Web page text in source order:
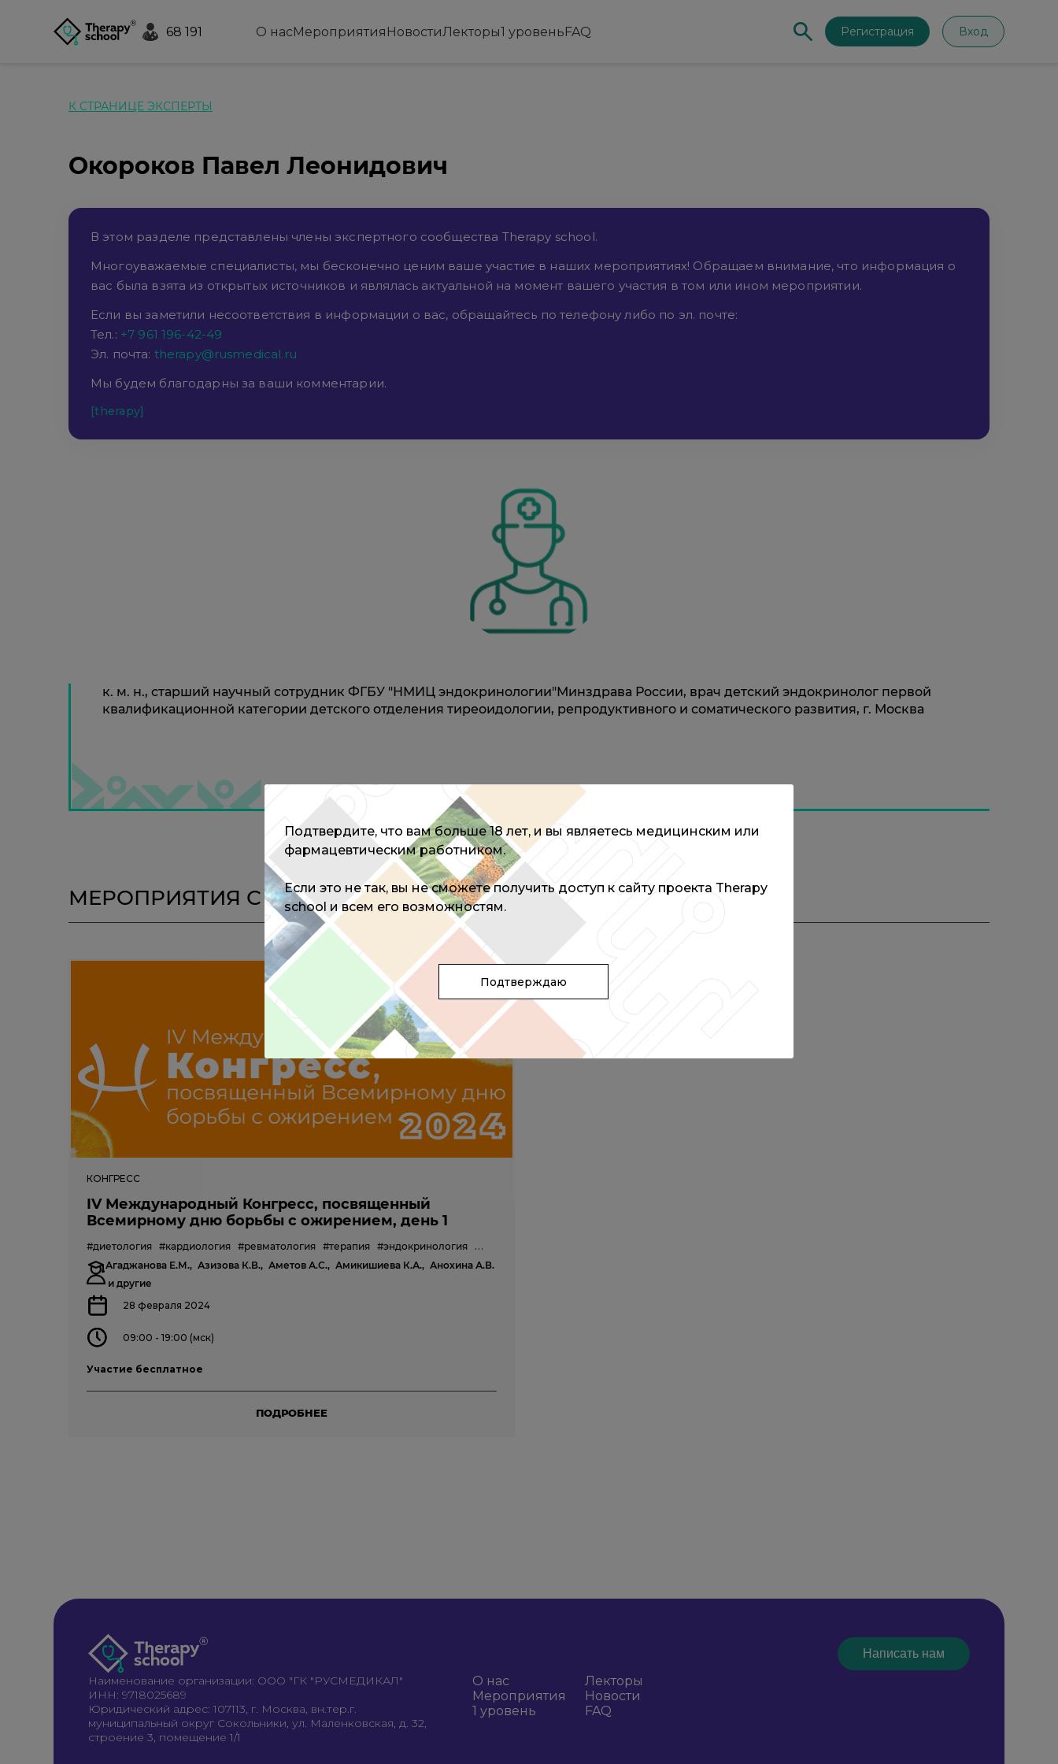
68 191 О насМероприятия НовостиЛекторы1 уровеньFAQ Регистрация Вход
К СТРАНИЦЕ ЭКСПЕРТЫ
Окороков Павел Леонидович
В этом разделе представлены члены экспертного сообщества Therapy school.
Многоуважаемые специалисты, мы бесконечно ценим ваше участие в наших мероприятиях! Обращаем внимание, что информация о
вас была взята из открытых источников и являлась актуальной на момент вашего участия в том или ином мероприятии.
Если вы заметили несоответствия в информации о вас, обращайтесь по телефону либо по эл. почте:
Тел.: +7 961 196-42-49
Эл. почта: therapy@rusmedical.ru
Мы будем благодарны за ваши комментарии.
[therapy]
к. м. н., старший научный сотрудник ФГБУ "НМИЦ эндокринологии"Минздрава России, врач детский эндокринолог первой
квалификационной категории детского отделения тиреоидологии, репродуктивного и соматического развития, г. Москва
МЕРОПРИЯТИЯ С ЭКСПЕРТОМ
КОНГРЕСС
IV Международный Конгресс, посвященный
Всемирному дню борьбы с ожирением, день 1
#диетология #кардиология #ревматология #терапия #эндокринология
#педиатрия
Агаджанова Е.М., Азизова К.В., Аметов А.С., Амикишиева К.А., Анохина А.В.
и другие
28 февраля 2024
09:00 - 19:00 (мск)
Участие бесплатное
ПОДРОБНЕЕ
Написать нам
Наименование организации: ООО "ГК "РУСМЕДИКАЛ"
ИНН: 9718025689
Юридический адрес: 107113, г. Москва, вн.тер.г.
муниципальный округ Сокольники, ул. Маленковская, д. 32,
строение 3, помещение 1/1
О нас
Мероприятия
1 уровень
Лекторы
Новости
FAQ
Подтвердите, что вам больше 18 лет, и вы являетесь медицинским или
фармацевтическим работником.
Если это не так, вы не сможете получить доступ к сайту проекта Therapy
school и всем его возможностям.
Подтверждаю